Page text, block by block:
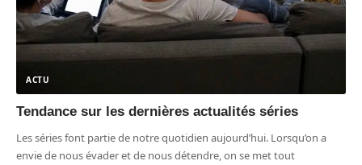
ACTU
Tendance sur les dernières actualités séries
Les séries font partie de notre quotidien aujourd’hui. Lorsqu’on a
envie de nous évader et de nous détendre, on se met tout